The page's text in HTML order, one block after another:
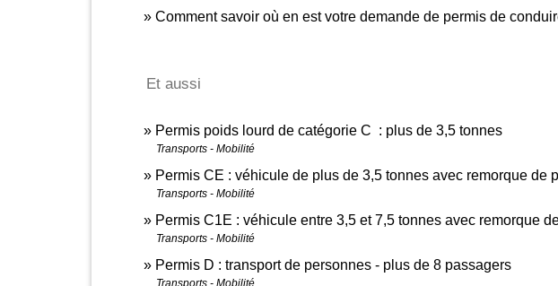
Comment savoir où en est votre demande de permis de
Et aussi
Permis poids lourd de catégorie C : plus de 3,5 tonnes
Transports - Mobilité
Permis CE : véhicule de plus de 3,5 tonnes avec remorque de
Transports - Mobilité
Permis C1E : véhicule entre 3,5 et 7,5 tonnes avec remorque
Transports - Mobilité
Permis D : transport de personnes - plus de 8 passagers
Transports - Mobilité